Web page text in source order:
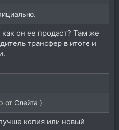
он ее продаст? Там же
трансфер в итоге и
от Слейта )
копия или новый